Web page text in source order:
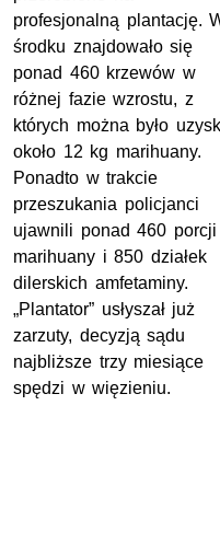
profesjonalną plantację.
środku znajdowało się
ponad 460 krzewów w
różnej fazie wzrostu, z
których można było
około 12 kg marihuany.
Ponadto w trakcie
przeszukania policjanci
ujawnili ponad 460 porcji
marihuany i 850 działek
dilerskich amfetaminy.
„Plantator” usłyszał już
zarzuty, decyzją sądu
najbliższe trzy miesiące
spędzi w więzieniu.